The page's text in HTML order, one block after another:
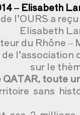
– Elisabeth
l’OURS a
Elisabeth
du Rhône –
l’association
sur le
QATAR, toute
sans